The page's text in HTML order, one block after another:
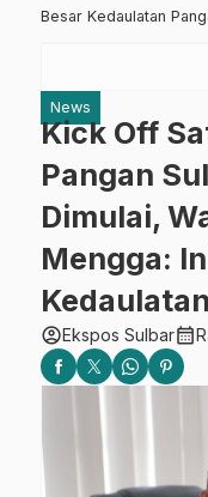
Besar Kedaulatan
News
Kick Off
Pangan
Dimulai,
Mengga:
account_circleEkspos Sulbarcalendar_month